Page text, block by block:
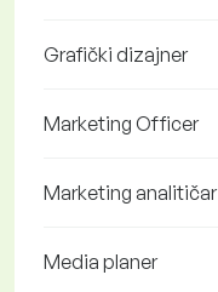
Grafički dizajner
Marketing Officer
Marketing analitičar
Media planer